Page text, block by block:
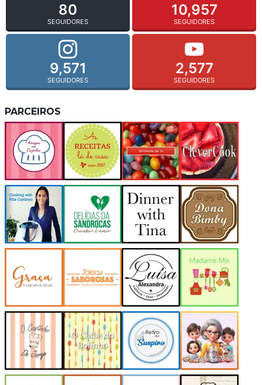
80
SEGUIDORES
10,957
SEGUIDORES
9,571
SEGUIDORES
2,577
SEGUIDORES
PARCEIROS